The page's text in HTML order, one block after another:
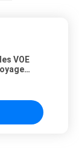
VOE
pièce
de